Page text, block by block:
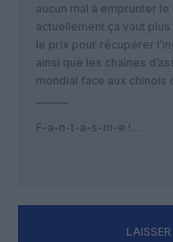
aucun mal à emprunter
actuellement ça vaut
le prix pour récupérer
ainsi que les chaînes
mondial face aux chinois
F-a-n-t-a-s-m-e !…